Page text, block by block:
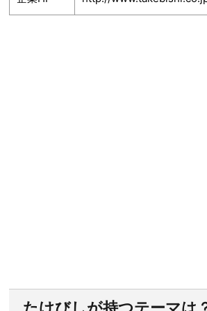
たけびしが持つテーマは